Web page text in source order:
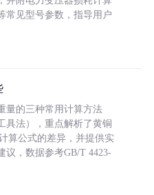
常见型号参数，指导用户
量的三种常用计算方法
具法），重点解析了黄铜
算公式的差异，并提供实
议，数据参考GB/T 4423-